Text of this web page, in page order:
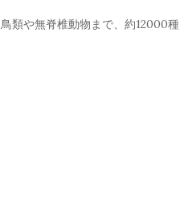
類や無脊椎動物まで、約12000種